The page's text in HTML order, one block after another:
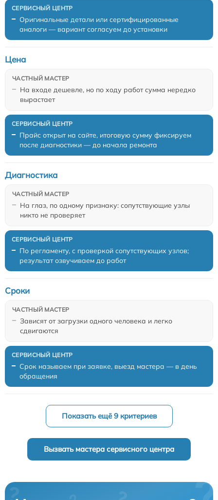
Оригинальные детали или сертифицированные
аналоги — вариант согласуем до установки
На входе дешевле, но по ходу работ сумма нередко
вырастает
Цена
Прайс открыт на сайте, итоговую сумму фиксируем
после диагностики — до начала ремонта
На глаз, по одному признаку: сопутствующие узлы
никто не проверяет
Диагностика
По регламенту, с проверкой сопутствующих узлов;
результат озвучиваем до работ
Зависят от загрузки одного человека и легко
сдвигаются
Сроки
Срок называем при заявке, выезд мастера — в день
обращения
Показать ещё 9 критериев
Вызвать мастера сервисного центра